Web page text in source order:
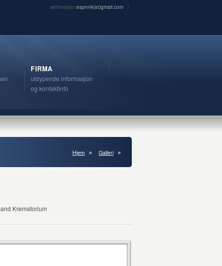
webmaster espnnk(at)gmail.com
FIRMA
utdypende informasjon
og kontaktinfo
Hjem Galleri
Krematorium